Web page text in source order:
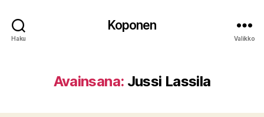
Haku
Koponen
Valikko
Avainsana: Jussi Lassila